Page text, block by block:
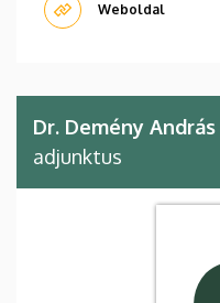
Weboldal
Dr. Demény András
adjunktus